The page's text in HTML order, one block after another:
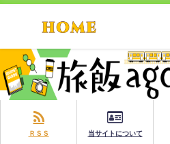
ＲＳＳ 当サイトについて